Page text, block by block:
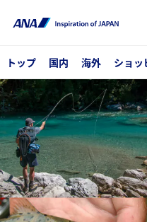
トップ 国内 海外 ショッ